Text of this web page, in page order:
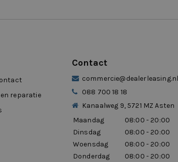
reparatie
Contact
commercie@dealerleasing.nl
088 700 18 18
Kanaalweg 9, 5721 MZ Asten
Maandag
08:00 - 20:00
Dinsdag
08:00 - 20:00
Woensdag
08:00 - 20:00
Donderdag
08:00 - 20:00